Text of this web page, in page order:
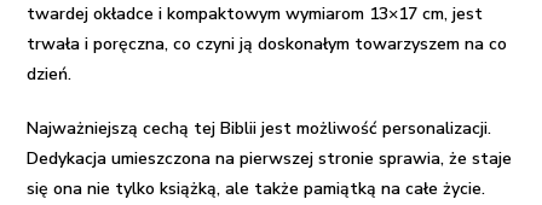
twardej okładce i kompaktowym wymiarom 13×17 cm, jest
trwała i poręczna, co czyni ją doskonałym towarzyszem na co
dzień.
Najważniejszą cechą tej Biblii jest możliwość personalizacji.
Dedykacja umieszczona na pierwszej stronie sprawia, że staje
się ona nie tylko książką, ale także pamiątką na całe życie.